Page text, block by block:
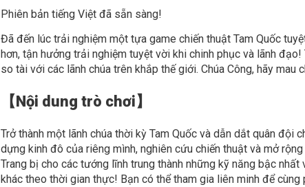
Phiên bản tiếng Việt đã sẵn sàng!
Đã đến lúc trải nghiệm một tựa game chiến thuật Tam Quốc
hơn, tận hưởng trải nghiệm tuyệt vời khi chinh phục và lãnh
so tài với các lãnh chúa trên khắp thế giới. Chúa Công, hãy mau
【Nội dung trò chơi】
Trở thành một lãnh chúa thời kỳ Tam Quốc và dẫn dắt quân đội
dựng kinh đô của riêng mình, nghiên cứu chiến thuật và mở
Trang bị cho các tướng lĩnh trung thành những kỹ năng bậc
khác theo thời gian thực! Bạn có thể tham gia liên minh để